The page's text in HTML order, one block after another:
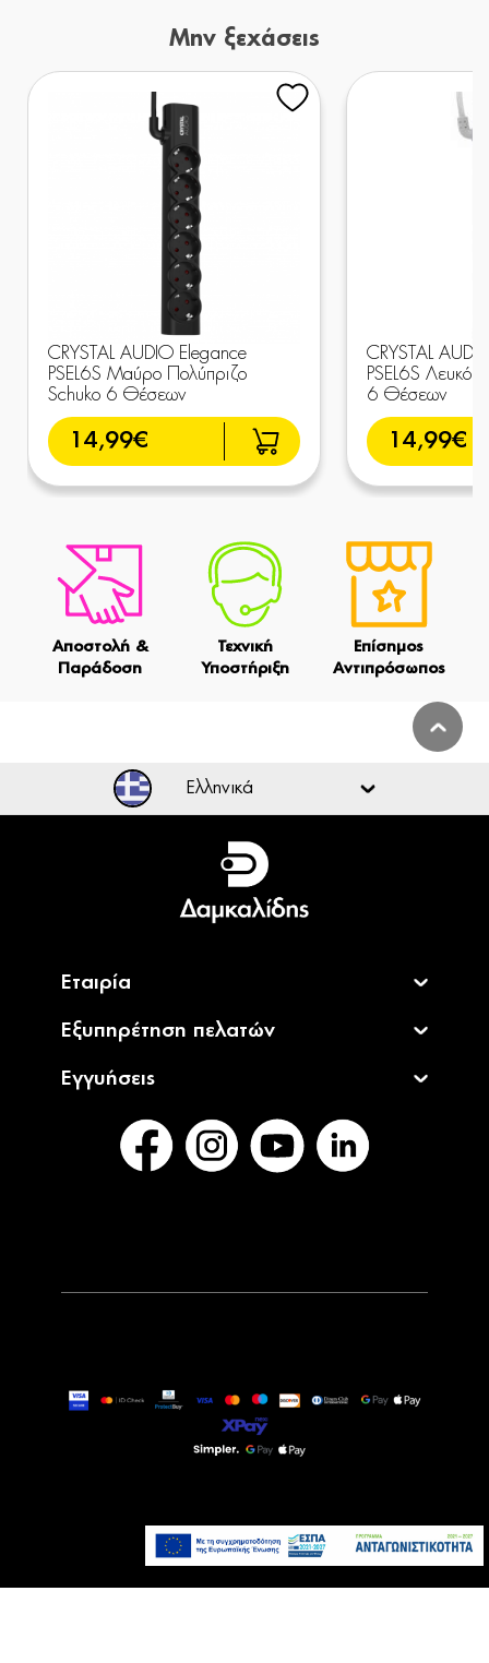
Μην ξεχάσεις
CRYSTAL AUDIO Elegance
PSEL6S Μαύρο Πολύπριζο
Schuko 6 Θέσεων
14,99€
CRYSTAL
PSEL6S Λευκό
6 Θέσεων
14,99€
Αποστολή &
Παράδοση
Τεχνική
Υποστήριξη
Επίσημος
Αντιπρόσωπος
Προσθήκη στο καλάθι
Ελληνικά
Ελληνικά
English
Εταιρία
Εξυπηρέτηση πελατών
Εγγυήσεις